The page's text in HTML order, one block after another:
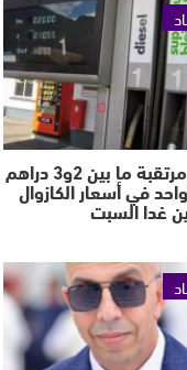
زيادة مرتقبة ما بين 2و3 دراهم
في أسعار الكازوال
غدا السبت